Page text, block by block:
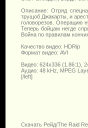
Описание: Отряд
трущоб Джакарты, и
головорезов. Операцию
Теперь бойцам негде
Война по правилам
Качество видео: HDRip
Формат видео: AVI
Видео: 624x336 (1.86:1),
Аудио: 48 kHz, MPEG
[/left]
Скачать Рейд/The Raid